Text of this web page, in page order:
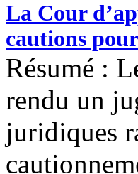
La Cour
cautions
Résumé :
rendu un
juridiques